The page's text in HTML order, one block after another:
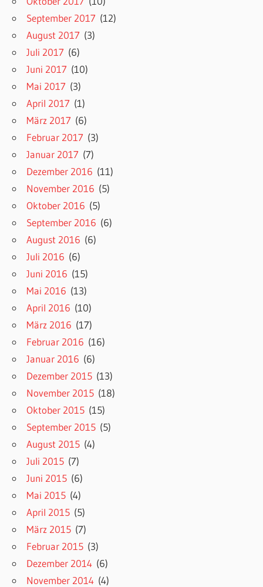
September 2017 (12)
August 2017 (3)
Juli 2017 (6)
Juni 2017 (10)
Mai 2017 (3)
April 2017 (1)
März 2017 (6)
Februar 2017 (3)
Januar 2017 (7)
Dezember 2016 (11)
November 2016 (5)
Oktober 2016 (5)
September 2016 (6)
August 2016 (6)
Juli 2016 (6)
Juni 2016 (15)
Mai 2016 (13)
April 2016 (10)
März 2016 (17)
Februar 2016 (16)
Januar 2016 (6)
Dezember 2015 (13)
November 2015 (18)
Oktober 2015 (15)
September 2015 (5)
August 2015 (4)
Juli 2015 (7)
Juni 2015 (6)
Mai 2015 (4)
April 2015 (5)
März 2015 (7)
Februar 2015 (3)
Dezember 2014 (6)
November 2014 (4)